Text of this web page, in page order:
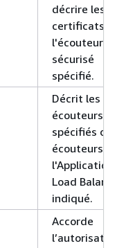
décrire les
certificats
l'écouteur
sécurisé
spécifié.
Décrit les
écouteurs
spécifiés ou
écouteurs
l'Application
Load
indiqué.
Accorde